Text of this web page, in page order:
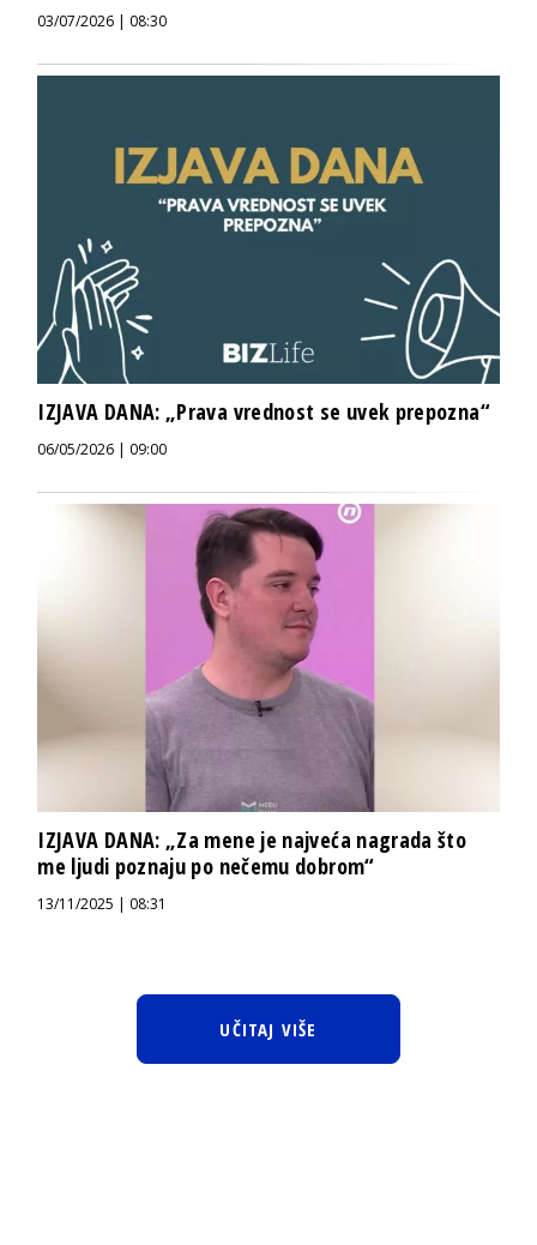
03/07/2026 | 08:30
IZJAVA DANA: „Prava vrednost se uvek prepozna“
06/05/2026 | 09:00
IZJAVA DANA: „Za mene je najveća nagrada što
me ljudi poznaju po nečemu dobrom“
13/11/2025 | 08:31
UČITAJ VIŠE